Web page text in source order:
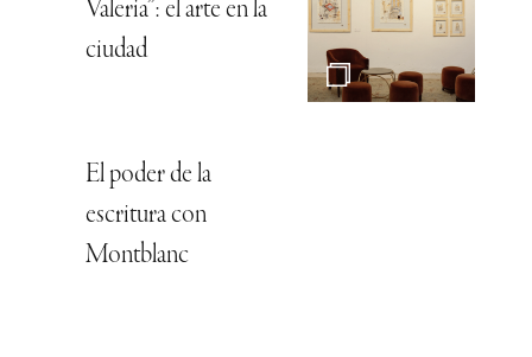
Valeria”: el arte en la
ciudad
El poder de la
escritura con
Montblanc